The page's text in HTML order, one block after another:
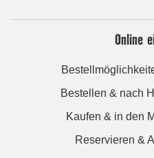
Online
Bestellen & nach
Kaufen & in den
Reservieren &